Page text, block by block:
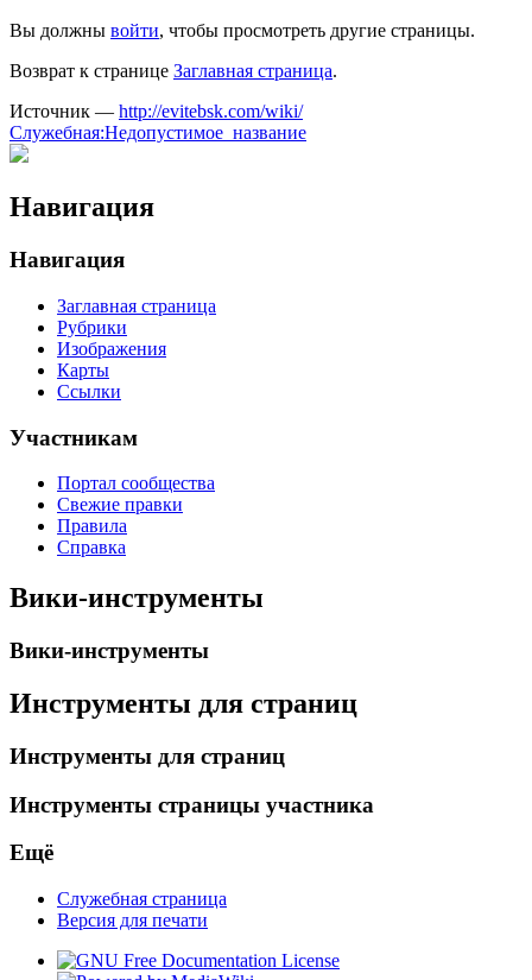
Вы должны войти, чтобы просмотреть другие страницы.
Возврат к странице Заглавная страница.
Источник — http://evitebsk.com/wiki/
Служебная:Недопустимое_название
Навигация
Навигация
Заглавная страница
Рубрики
Изображения
Карты
Ссылки
Участникам
Портал сообщества
Свежие правки
Правила
Справка
Вики-инструменты
Вики-инструменты
Инструменты для страниц
Инструменты для страниц
Инструменты страницы участника
Ещё
Служебная страница
Версия для печати